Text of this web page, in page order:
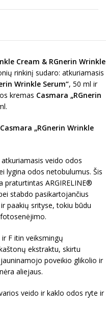
Cream & RGnerin Wrinkle
rinkinį sudaro: atkuriamasis
Wrinkle Serum“, 50 ml ir
kremas Casmara „RGnerin
„RGnerin Wrinkle
atkuriamasis veido odos
lygina odos netobulumus. Šis
praturtintas ARGIRELINE®
stabdo pasikartojančius
paakių srityse, tokiu būdu
F itin veiksmingų
ekstraktu, skirtu
poveikio glikolio ir
aliejaus.
veido ir kaklo odos ryte ir